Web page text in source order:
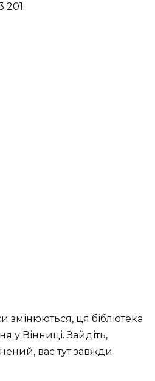
201.
змінюються, ця бібліотека
у Вінниці. Зайдіть,
вас тут завжди